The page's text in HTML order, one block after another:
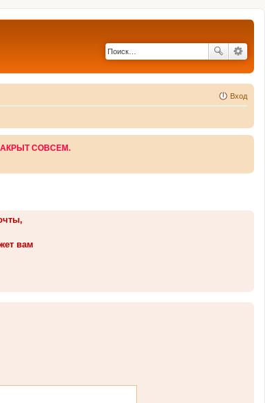
Вход
СОВСЕМ.
вам